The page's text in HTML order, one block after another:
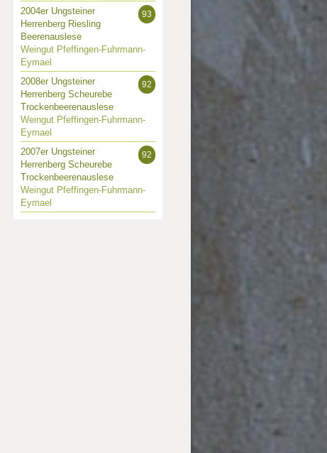
93
2004er Ungsteiner
Herrenberg Riesling
Beerenauslese
Weingut Pfeffingen-Fuhrmann-
Eymael
92
2008er Ungsteiner
Herrenberg Scheurebe
Trockenbeerenauslese
Weingut Pfeffingen-Fuhrmann-
Eymael
92
2007er Ungsteiner
Herrenberg Scheurebe
Trockenbeerenauslese
Weingut Pfeffingen-Fuhrmann-
Eymael